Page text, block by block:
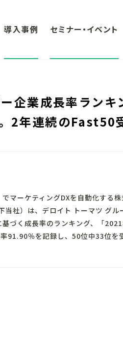
導入事例 セミナー・イベント
企業成長率ラン
2年連続のFast50
マーケティングDXを自動化する
社）は、デロイト トーマツ グ
づく成長率のランキング、「
91.90％を記録し、50位中33位